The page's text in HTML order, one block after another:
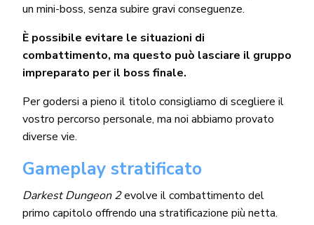
un mini-boss, senza subire gravi conseguenze.
È possibile evitare le situazioni di
combattimento, ma questo può lasciare il gruppo
impreparato per il boss finale.
Per godersi a pieno il titolo consigliamo di scegliere il
vostro percorso personale, ma noi abbiamo provato
diverse vie.
Gameplay stratificato
Darkest Dungeon 2evolve il combattimento del
primo capitolo offrendo una stratificazione più netta.